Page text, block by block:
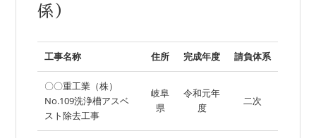
係）
工事名称 住所 完成年度 請負体系
〇〇重工業（株）
No.109洗浄槽アスベ
スト除去工事
岐阜
県
令和元年
度
二次